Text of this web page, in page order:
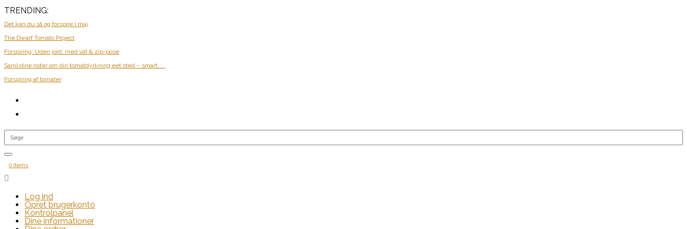
TRENDING:
Det kan du så og forspire i maj
The Dwarf Tomato Project
Forspiring: Uden jord, med vat & zip-pose
Saml dine noter om din tomatdyrkning eet sted – smart, ...
Forspiring af tomater
0 Items

Log ind
Opret brugerkonto
Kontrolpanel
Dine informationer